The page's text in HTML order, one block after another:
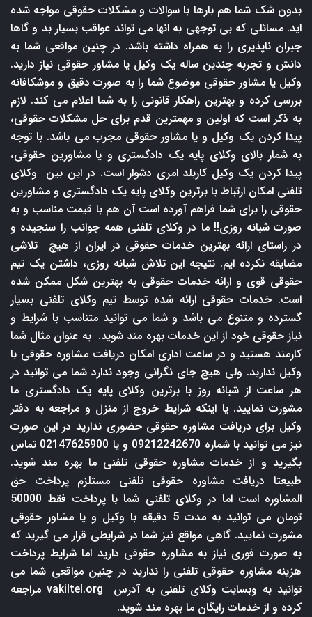
بدون شک شما هم بارها با سوالات و مشکلات حقوقی مواجه شده
اید. مسائلی که بی توجهی به انها می تواند عواقب بسیار بد و گاها
جبران ناپذیری را به همراه داشته باشد. در چنین مواقعی شما به
دانش و تجربه چندین ساله یک وکیل یا مشاور حقوقی نیاز دارید.
وکیل یا مشاور حقوقی موضوع شما را به صورت دقیق و موشکافانه
بررسی کرده و بهترین راهکار قانونی را به شما اعلام می کند. لازم
به ذکر است که اولین و مهمترین قدم برای حل مشکلات حقوقی،
پیدا کردن یک وکیل و یا مشاور حقوقی مجرب می باشد. با توجه
به شمار بالای وکلای پایه یک دادگستری و یا مشاورین حقوقی،
پیدا کردن یک وکیل کاربلد امری دشوار است. در این بین وکلای
تلفنی امکان ارتباط با برترین وکلای پایه یک دادگستری و مشاورین
حقوقی را برای شما فراهم آورده است آن هم با قیمت مناسب و به
صورت شبانه روزی!! ما در وکلای تلفنی همه جوانب را سنجیده و
در راستای ارائه بهترین خدمات حقوقی در ایران از هیچ تلاشی
مضایقه نکرده ایم. نتیجه این تلاش شبانه روزی، داشتن یک تیم
حقوقی قوی و ارائه خدمات حقوقی به بهترین شکل ممکن شده
است. خدمات حقوقی ارائه شده توسط تیم وکلای تلفنی بسیار
گسترده و متنوع می باشد و شما می توانید متناسب با شرایط و
نیاز حقوقی خود از این خدمات بهره مند شوید. به عنوان مثال شما
کارمند هستید و در ساعت اداری امکان دریافت مشاوره حقوقی با
وکیل ندارید. ولی هیچ جای نگرانی وجود ندارد شما می توانید در
هر ساعت از شبانه روز با برترین وکلای پایه یک دادگستری ما
مشورت نمایید. یا اینکه شرایط خروج از منزل و مراجعه به دفتر
وکیل برای دریافت مشاوره حقوقی حضوری ندارید در این صورت
نیز می توانید با شماره 09212242670 و یا 02147625900 تماس
بگیرید و از خدمات مشاوره حقوقی تلفنی ما بهره مند شوید.
طبیعتا دریافت مشاوره حقوقی تلفنی مستلزم پرداخت حق
المشاوره است اما در وکلای تلفنی شما با پرداخت فقط 50000
تومان می توانید به مدت 5 دقیقه با وکیل و یا مشاور حقوقی
مشورت نمایید. گاهی مواقع نیز شما در شرایطی قرار می گیرید که
به صورت فوری نیاز به مشاوره حقوقی دارید اما شرایط پرداخت
هزینه مشاوره حقوقی تلفنی را ندارید در چنین مواقعی شما می
توانید به وبسایت وکلای تلفنی به آدرس
vakiltel.org مراجعه
کرده و از خدمات رایگان ما بهره مند شوید.